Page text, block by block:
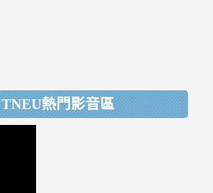
TNEU熱門影音區